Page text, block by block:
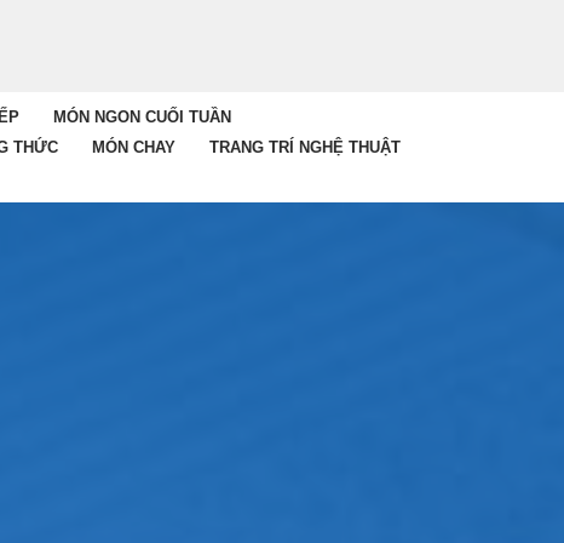
MÓN NGON CUỐI TUẦN
THỨC MÓN CHAY
TRANG TRÍ NGHỆ THUẬT